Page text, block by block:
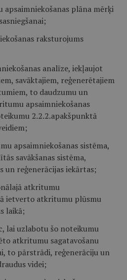
plāna mērķi
raksturojums
analīze, iekļaujot
savāktajiem, reģenerētajiem
to daudzumu un
apsaimniekošanas
2.2.2.apakšpunktā
apsaimniekošanas sistēma,
savākšanas sistēma,
un reģenerācijas iekārtas;
atkritumu
ietverto atkritumu plūsmu
laikā;
lai uzlabotu šo noteikumu
atkritumu sagatavošanu
to pārstrādi, reģenerāciju un
videi;